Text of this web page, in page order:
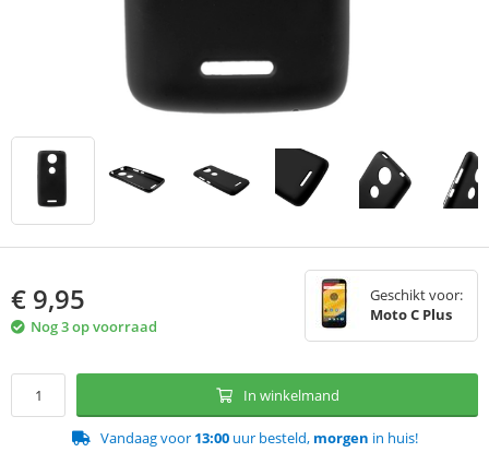
€ 9,95
Nog 3 op voorraad
Geschikt voor:
Moto C Plus
In winkelmand
Vandaag voor 13:00uur besteld, morgen in huis!